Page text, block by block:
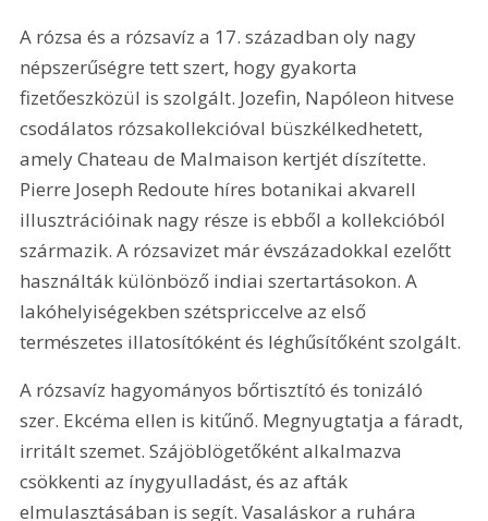
A rózsa és a rózsavíz a 17. században oly nagy
népszerűségre tett szert, hogy gyakorta
fizetőeszközül is szolgált. Jozefin, Napóleon hitvese
csodálatos rózsakollekcióval büszkélkedhetett,
amely Chateau de Malmaison kertjét díszítette.
Pierre Joseph Redoute híres botanikai akvarell
illusztrációinak nagy része is ebből a kollekcióból
származik. A rózsavizet már évszázadokkal ezelőtt
használták különböző indiai szertartásokon. A
lakóhelyiségekben szétspriccelve az első
természetes illatosítóként és léghűsítőként szolgált.
A rózsavíz hagyományos bőrtisztító és tonizáló
szer. Ekcéma ellen is kitűnő. Megnyugtatja a fáradt,
irritált szemet. Szájöblögetőként alkalmazva
csökkenti az ínygyulladást, és az afták
elmulasztásában is segít. Vasaláskor a ruhára